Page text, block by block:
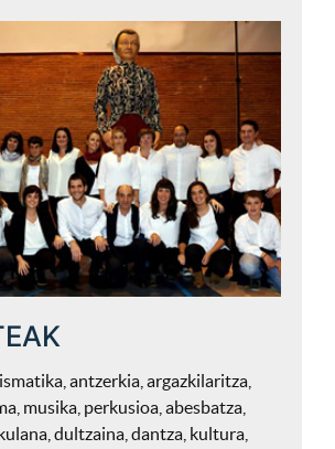
antzerkia, argazkilaritza,
musika, perkusioa, abesbatza,
dultzaina, dantza, kultura,